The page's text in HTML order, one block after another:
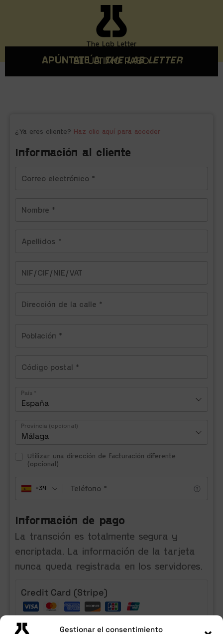
Gestionar el consentimiento
EL ÚLTIMO PASO
APÚNTATE A THE LAB LETTER
¿Ya eres cliente? Haz clic aquí para acceder
Información al cliente
País *
España
Provincia (opcional)
Málaga
Utilizar una dirección de facturación diferente
(opcional)
+34
Información de pago
La transción es totalmente segura y
encriptada. La información de la tarjeta
nunca queda registrada en los servidores.
Credit Card (Stripe)